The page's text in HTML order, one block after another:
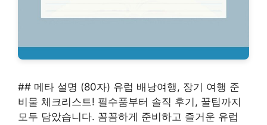
## 메타 설명 (80자) 유럽 배낭여행, 장기 여행 준
비물 체크리스트! 필수품부터 솔직 후기, 꿀팁까지
모두 담았습니다. 꼼꼼하게 준비하고 즐거운 유럽